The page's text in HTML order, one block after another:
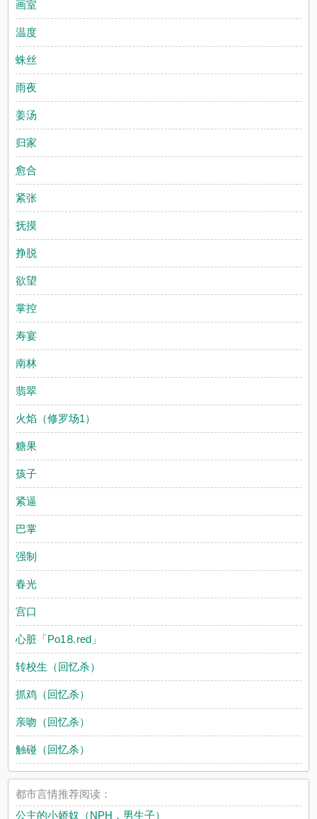
画室
温度
蛛丝
雨夜
姜汤
归家
愈合
紧张
抚摸
挣脱
欲望
掌控
寿宴
南林
翡翠
火焰（修罗场1）
糖果
孩子
紧逼
巴掌
强制
春光
宫口
心脏「Рo1⒏red」
转校生（回忆杀）
抓鸡（回忆杀）
亲吻（回忆杀）
触碰（回忆杀）
都市言情推荐阅读：
公主的小娇奴（NPH，男生子）